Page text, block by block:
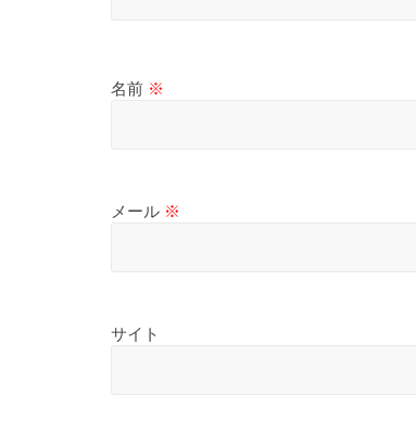
サ
イ
名前 ※
メール ※
サイト